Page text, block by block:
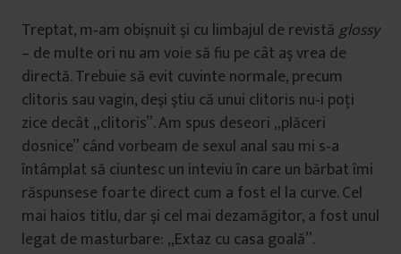
Treptat, m‑am obişnuit şi cu limbajul de revistăglossy
– de multe ori nu am voie să fiu pe cât aş vrea de
directă. Trebuie să evit cuvinte normale, precum
clitoris sau vagin, deşi ştiu că unui clitoris nu‑i poţi
zice decât „clitoris”. Am spus deseori „plăceri
dosnice” când vorbeam de sexul anal sau mi s‑a
întâmplat să ciuntesc un inteviu în care un bărbat îmi
răspunsese foarte direct cum a fost el la curve. Cel
mai haios titlu, dar şi cel mai dezamăgitor, a fost unul
legat de masturbare: „Extaz cu casa goală”.